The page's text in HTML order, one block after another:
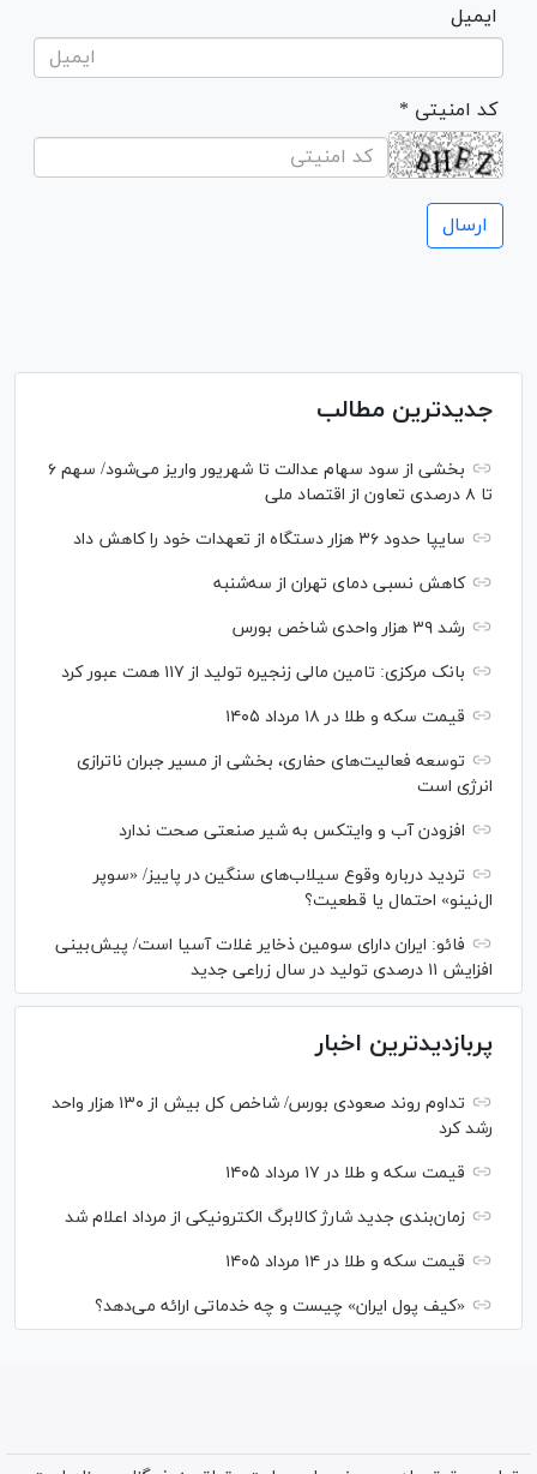
ایمیل
* کد امنیتی
جدیدترین مطالب
بخشی از سود سهام عدالت تا شهریور واریز می‌شود/ سهم ۶
تا ۸ درصدی تعاون از اقتصاد ملی
سایپا حدود ۳۶ هزار دستگاه از تعهدات خود را کاهش داد
کاهش نسبی دمای تهران از سه‌شنبه
رشد ۳۹ هزار واحدی شاخص بورس
بانک مرکزی: تامین مالی زنجیره تولید از ۱۱۷ همت عبور کرد
قیمت سکه و طلا در ۱۸ مرداد ۱۴۰۵
توسعه فعالیت‌های حفاری، بخشی از مسیر جبران ناترازی
انرژی است
افزودن آب و وایتکس به شیر صنعتی صحت ندارد
تردید درباره وقوع سیلاب‌های سنگین در پاییز/ «سوپر
ال‌نینو» احتمال یا قطعیت؟
فائو: ایران دارای سومین ذخایر غلات آسیا است/ پیش‌بینی
افزایش ۱۱ درصدی تولید در سال زراعی جدید
پربازدیدترین اخبار
تداوم روند صعودی بورس/ شاخص کل بیش از ۱۳۰ هزار واحد
رشد کرد
قیمت سکه و طلا در ۱۷ مرداد ۱۴۰۵
زمان‌بندی جدید شارژ کالابرگ الکترونیکی از مرداد اعلام شد
قیمت سکه و طلا در ۱۴ مرداد ۱۴۰۵
«کیف پول ایران» چیست و چه خدماتی ارائه می‌دهد؟